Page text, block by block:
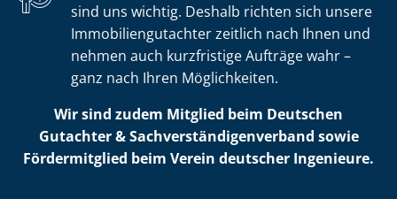
sind uns wichtig. Deshalb richten sich unsere
Im­mo­bi­li­en­gut­ach­ter zeitlich nach Ihnen und
nehmen auch kurzfristige Aufträge wahr –
ganz nach Ihren Möglichkeiten.
Wir sind zudem Mitglied beim Deutschen
Gutachter & Sach­ver­stän­di­gen­ver­band sowie
Fördermitglied beim Verein deutscher Ingenieure.